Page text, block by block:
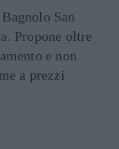
San
Propone oltre
e non
a prezzi